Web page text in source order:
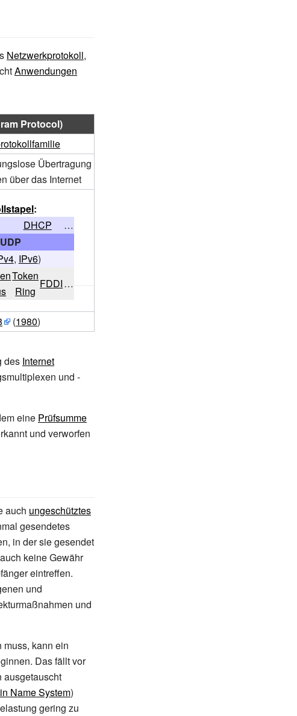
Netzwerkprotokoll,
Anwendungen
Protocol)
Übertragung
über das Internet
:
DHCP
…
UDP
, IPv6)
Token
Ring
FDDI…
(1980)
des Internet
und -
eine Prüfsumme
und verworfen
auch ungeschütztes
gesendetes
in der sie gesendet
keine Gewähr
eintreffen.
und
und
kann ein
Das fällt vor
ausgetauscht
Name System)
gering zu